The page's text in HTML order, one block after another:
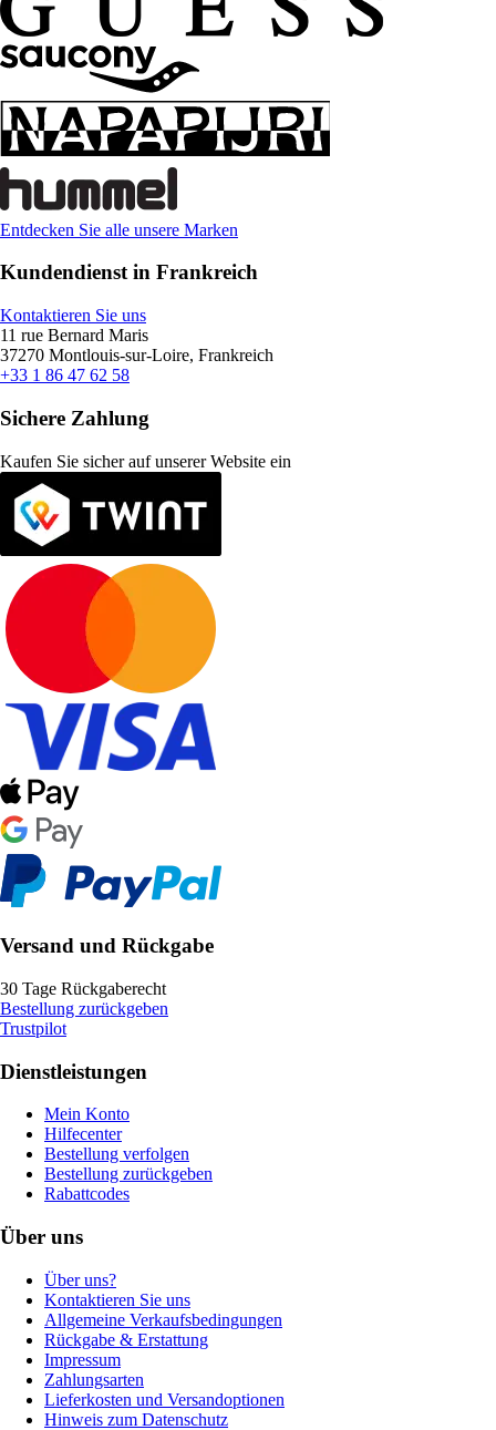
Entdecken Sie alle unsere Marken
Kundendienst in Frankreich
Kontaktieren Sie uns
11 rue Bernard Maris
37270 Montlouis-sur-Loire, Frankreich
+33 1 86 47 62 58
Sichere Zahlung
Kaufen Sie sicher auf unserer Website ein
Versand und Rückgabe
30 Tage Rückgaberecht
Bestellung zurückgeben
Trustpilot
Dienstleistungen
Mein Konto
Hilfecenter
Bestellung verfolgen
Bestellung zurückgeben
Rabattcodes
Über uns
Über uns?
Kontaktieren Sie uns
Allgemeine Verkaufsbedingungen
Rückgabe & Erstattung
Impressum
Zahlungsarten
Lieferkosten und Versandoptionen
Hinweis zum Datenschutz